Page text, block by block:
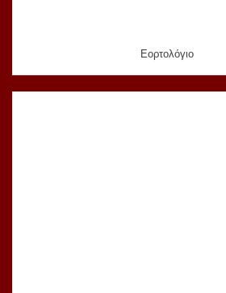
Εορτολόγιο